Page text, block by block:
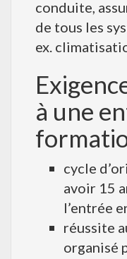
conduite,
de tous les
ex.
à une
cycle
avoir 15
l’entrée
réussite
organisé